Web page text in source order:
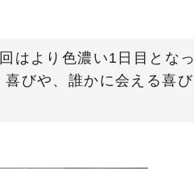
はより色濃い1日目となっ
びや、誰かに会える喜び